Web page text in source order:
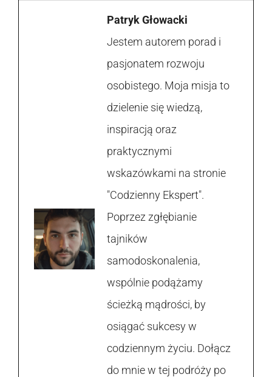
Patryk Głowacki
Jestem autorem porad i
pasjonatem rozwoju
osobistego. Moja misja to
dzielenie się wiedzą,
inspiracją oraz
praktycznymi
wskazówkami na stronie
"Codzienny Ekspert".
Poprzez zgłębianie
tajników
samodoskonalenia,
wspólnie podążamy
ścieżką mądrości, by
osiągać sukcesy w
codziennym życiu. Dołącz
do mnie w tej podróży po